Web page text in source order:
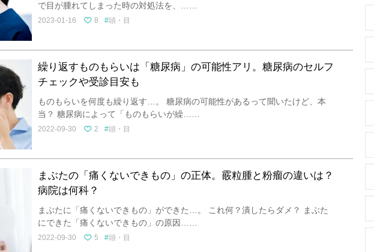
で目が腫れてしまった時の対処法を、……
2023-01-16 8 頭・目
繰り返すものもらいは「糖尿病」の可能性アリ。糖尿病のセルフ
チェックや受診目安も
ものもらいを何度も繰り返す…。 糖尿病の可能性があるって聞いたけど、本
当？ 糖尿病によって「ものもらいが繰……
2022-09-30 2 頭・目
まぶたの「痛くないできもの」の正体。霰粒腫と粉瘤の違いは？
病院は何科？
まぶたに「痛くないできもの」ができた…。 これ何？潰したらダメ？ まぶた
にできた「痛くないできもの」の原因……
2022-09-30 5 頭・目